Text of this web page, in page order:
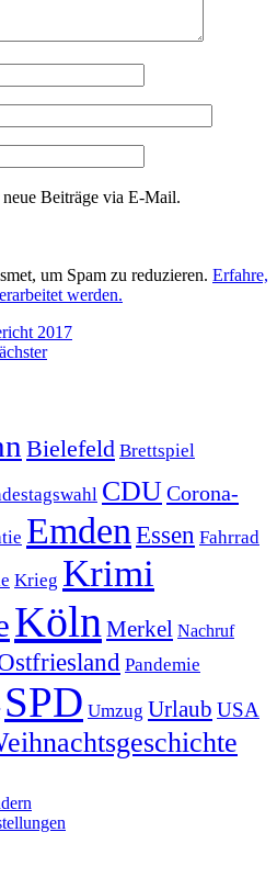
Beiträge via E-Mail.
um Spam zu reduzieren. Erfahre,
werden.
2017
Bielefeld Brettspiel
CDUCorona-
Emden Essen Fahrrad
Krieg Krimi
KölnMerkel Nachruf
Pandemie
SPD Umzug Urlaub USA